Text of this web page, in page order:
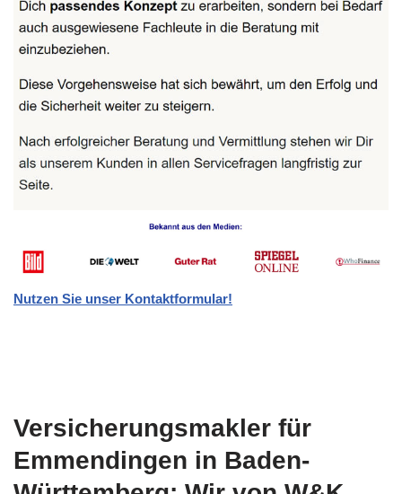
Nutzen Sie unser Kontaktformular!
Versicherungsmakler für
Emmendingen in Baden-